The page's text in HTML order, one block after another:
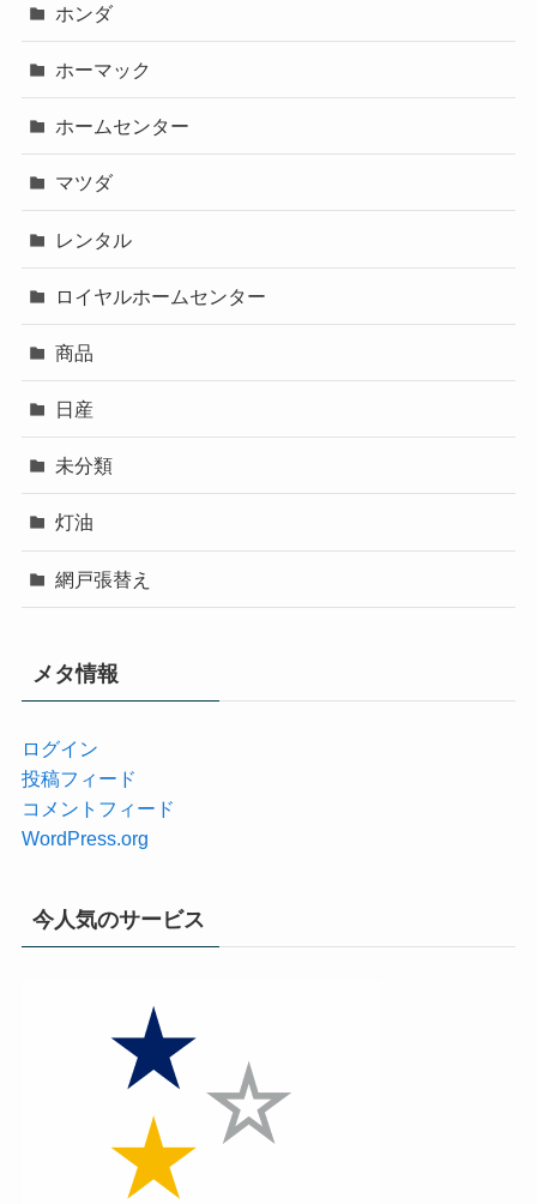
ホンダ
ホーマック
ホームセンター
マツダ
レンタル
ロイヤルホームセンター
商品
日産
未分類
灯油
網戸張替え
メタ情報
ログイン
投稿フィード
コメントフィード
WordPress.org
今人気のサービス